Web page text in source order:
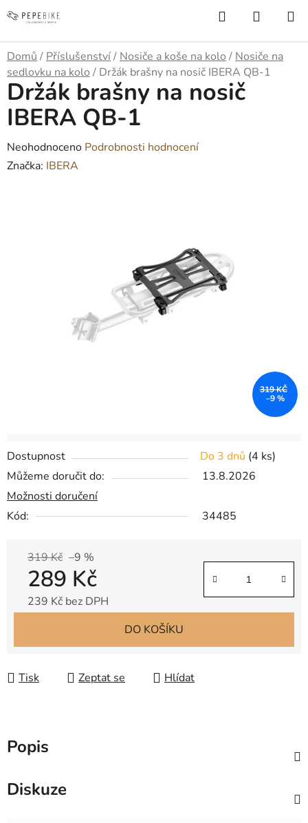
na
Hledat
KOŠÍK
Domů / Příslušenství/ Nosiče a koše na kolo / Nosiče na
sedlovku na kolo / Držák brašny na nosič IBERA QB-1
Dostupnost Do 3 dnů (4 ks)
Můžeme doručit do:
13.8.2026
Možnosti doručení
Kód:
34485
319 Kč –9 %
289 Kč
239 Kč bez DPH
DO KOŠÍKU
Tisk Zeptat se Hlídat
Držák brašny na nosič
IBERA QB-1
Průměrné
hodnocení
Neohodnoceno Podrobnosti hodnocení
Značka: IBERA
319 KČ
–9 %
Popis
Diskuze